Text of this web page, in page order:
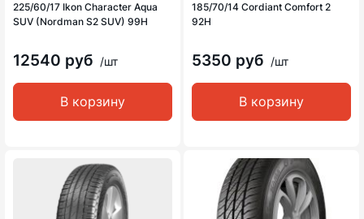
225/60/17 Ikon Character Aqua
SUV (Nordman S2 SUV) 99H
12540 руб /шт
В корзину
185/70/14 Cordiant Comfort 2
92H
5350 руб /шт
В корзину